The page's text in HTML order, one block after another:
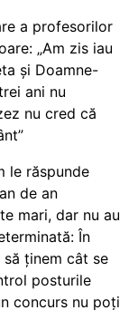
a profesorilor
„Am zis iau
și Doamne-
ani nu
nu cred că
le răspunde
de an
mari, dar nu au
În
ținem cât se
posturile
concurs nu poți